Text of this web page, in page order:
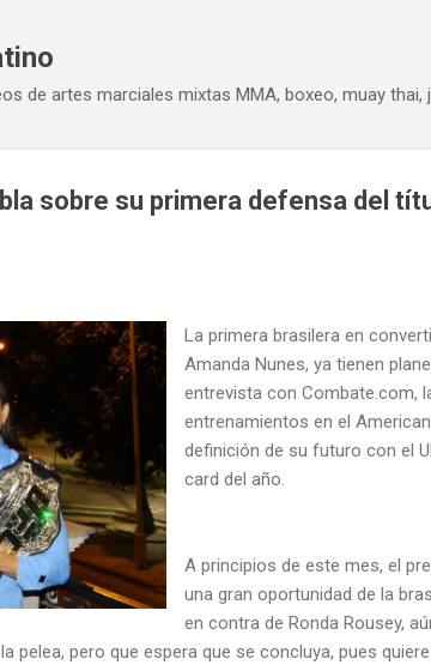
de artes marciales mixtas MMA, boxeo, muay thai,
sobre su primera defensa del
La primera brasilera en
Amanda Nunes, ya tienen
entrevista con Combate.com,
entrenamientos en el
definición de su futuro con el
card del año.
A principios de este mes, el
una gran oportunidad de la
en contra de Ronda Rousey,
pelea, pero que espera que se concluya, pues